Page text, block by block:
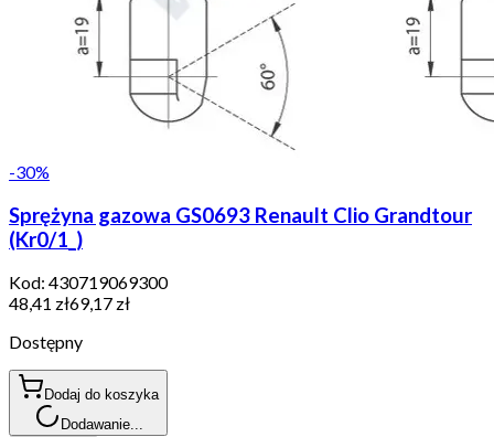
-30%
Sprężyna gazowa GS0693 Renault Clio Grandtour
(Kr0/1_)
Kod: 430719069300
48,41 zł69,17 zł
Dostępny
Dodaj do koszyka
Dodawanie...